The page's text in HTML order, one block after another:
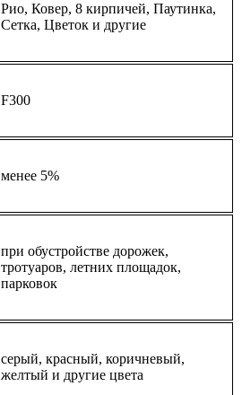
Рио, Ковер, 8 кирпичей, Паутинка,
Сетка, Цветок и другие
F300
менее 5%
при обустройстве дорожек,
тротуаров, летних площадок,
парковок
серый, красный, коричневый,
желтый и другие цвета